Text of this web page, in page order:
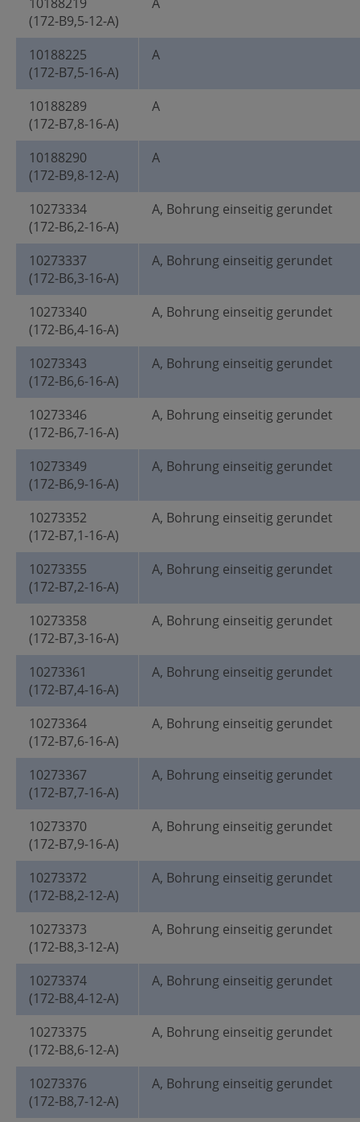
(172-B9,5-12-A)
10188225
(172-B7,5-16-A)
A
10188289
(172-B7,8-16-A)
A
10188290
(172-B9,8-12-A)
A
10273334
(172-B6,2-16-A)
A, Bohrung einseitig gerundet
10273337
(172-B6,3-16-A)
A, Bohrung einseitig gerundet
10273340
(172-B6,4-16-A)
A, Bohrung einseitig gerundet
10273343
(172-B6,6-16-A)
A, Bohrung einseitig gerundet
10273346
(172-B6,7-16-A)
A, Bohrung einseitig gerundet
10273349
(172-B6,9-16-A)
A, Bohrung einseitig gerundet
10273352
(172-B7,1-16-A)
A, Bohrung einseitig gerundet
10273355
(172-B7,2-16-A)
A, Bohrung einseitig gerundet
10273358
(172-B7,3-16-A)
A, Bohrung einseitig gerundet
10273361
(172-B7,4-16-A)
A, Bohrung einseitig gerundet
10273364
(172-B7,6-16-A)
A, Bohrung einseitig gerundet
10273367
(172-B7,7-16-A)
A, Bohrung einseitig gerundet
10273370
(172-B7,9-16-A)
A, Bohrung einseitig gerundet
10273372
(172-B8,2-12-A)
A, Bohrung einseitig gerundet
10273373
(172-B8,3-12-A)
A, Bohrung einseitig gerundet
10273374
(172-B8,4-12-A)
A, Bohrung einseitig gerundet
10273375
(172-B8,6-12-A)
A, Bohrung einseitig gerundet
10273376
(172-B8,7-12-A)
A, Bohrung einseitig gerundet